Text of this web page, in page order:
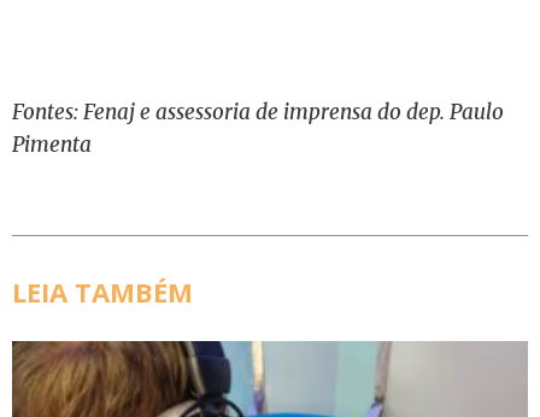
Fontes: Fenaj e assessoria de imprensa do dep. Paulo
Pimenta
LEIA TAMBÉM